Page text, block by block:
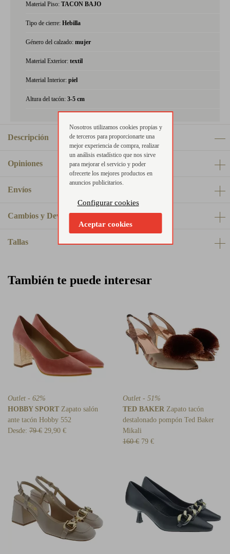
Material Piso: TACON BAJO
Tipo de cierre: Hebilla
Género del calzado: mujer
Material Exterior: textil
Material Interior: piel
Altura del tacón: 3-5 cm
Descripción
Opiniones
Envíos
Cambios y Devoluciones
Tallas
También te puede interesar
Outlet - 62%
HOBBY SPORT Zapato salón
ante tacón Hobby 552
Desde: 79 € 29,90 €
Outlet - 51%
TED BAKER Zapato tacón
destalonado pompón Ted Baker
Mikali
160 € 79 €
Nosotros utilizamos cookies propias y
de terceros para proporcionarte una
mejor experiencia de compra, realizar
un análisis estadístico que nos sirve
para mejorar el servicio y poder
ofrecerte los mejores productos en
anuncios publicitarios.
Configurar cookies
Aceptar cookies